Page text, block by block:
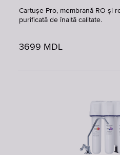
Cartușe Pro, membrană RO și
purificată de înaltă calitate.
3699 MDL